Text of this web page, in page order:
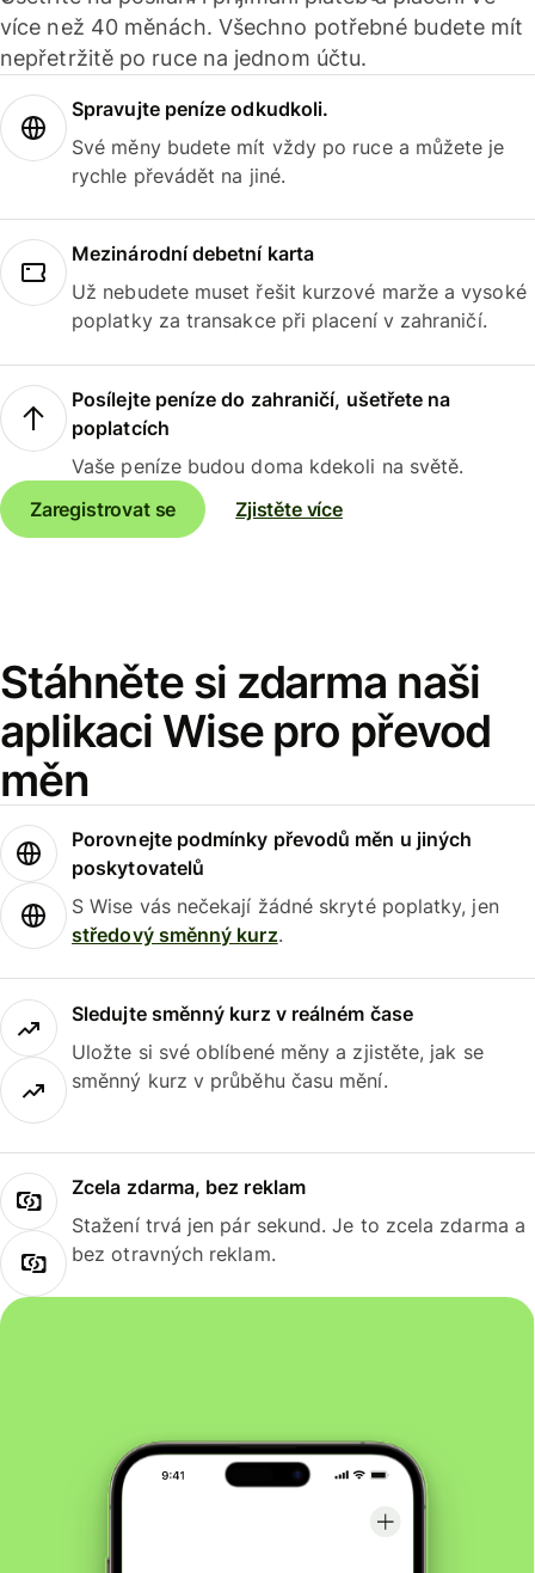
více než 40 měnách. Všechno potřebné budete mít
nepřetržitě po ruce na jednom účtu.
Spravujte peníze odkudkoli.
Své měny budete mít vždy po ruce a můžete je
rychle převádět na jiné.
Mezinárodní debetní karta
Už nebudete muset řešit kurzové marže a vysoké
poplatky za transakce při placení v zahraničí.
Posílejte peníze do zahraničí, ušetřete na
poplatcích
Vaše peníze budou doma kdekoli na světě.
Zaregistrovat se
Zjistěte více
Stáhněte si zdarma naši
aplikaci Wise pro převod
měn
Porovnejte podmínky převodů měn u jiných
poskytovatelů
S Wise vás nečekají žádné skryté poplatky, jen
středový směnný kurz.
Sledujte směnný kurz v reálném čase
Uložte si své oblíbené měny a zjistěte, jak se
směnný kurz v průběhu času mění.
Zcela zdarma, bez reklam
Stažení trvá jen pár sekund. Je to zcela zdarma a
bez otravných reklam.